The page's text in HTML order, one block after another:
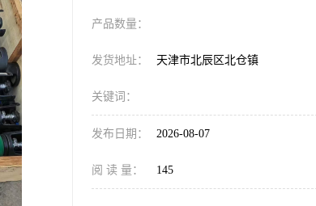
产品数量：
发货地址： 天津市北辰区北仓镇
关键词：
发布日期： 2026-08-07
阅 读 量： 145